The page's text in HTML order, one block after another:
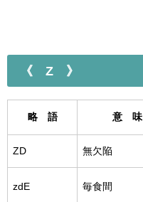
《 Z 》
略 語 意 味
ZD 無欠陥
zdE 毎食間